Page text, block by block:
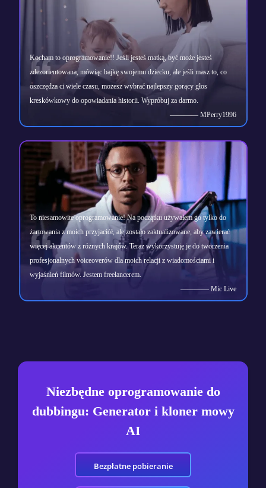
Kocham to oprogramowanie!! Jeśli jesteś matką, być może jesteś
zdezorientowana, mówiąc bajkę swojemu dziecku, ale jeśli masz to, co
oszczędza ci wiele czasu, możesz wybrać najlepszy gorący głos
kreskówkowy do opowiadania historii. Wypróbuj za darmo.
———— MPerry1996
To niesamowite oprogramowanie! Na początku używałem go tylko do
żartowania z moich przyjaciół, ale zostało zaktualizowane, aby zawierać
więcej akcentów z różnych krajów. Teraz wykorzystuję je do tworzenia
profesjonalnych voiceoverów dla moich relacji z wiadomościami i
wyjaśnień filmów. Jestem freelancerem.
———— Mic Live
Niezbędne oprogramowanie do
dubbingu: Generator i kloner mowy
AI
Bezpłatne pobieranie